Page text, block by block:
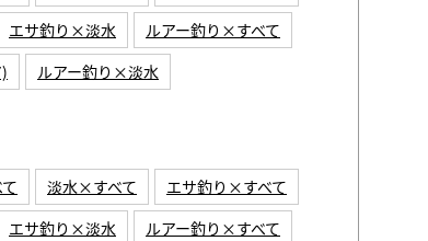
エサ釣り×淡水
ルアー釣り×すべて
ルアー釣り×淡水
淡水×すべて
エサ釣り×すべて
エサ釣り×淡水
ルアー釣り×すべて